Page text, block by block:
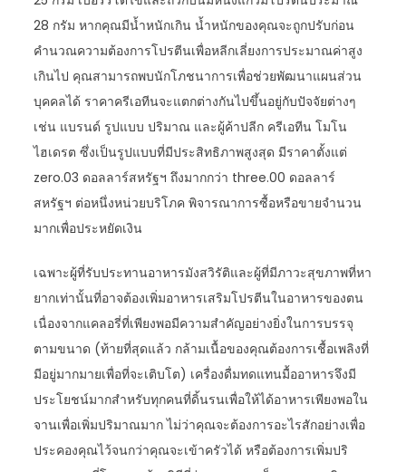
28 กรัม หากคุณมีน้ำหนักเกิน น้ำหนักของคุณจะถูกปรับก่อน
คำนวณความต้องการโปรตีนเพื่อหลีกเลี่ยงการประมาณค่าสูง
เกินไป คุณสามารถพบนักโภชนาการเพื่อช่วยพัฒนาแผนส่วน
บุคคลได้ ราคาครีเอทีนจะแตกต่างกันไปขึ้นอยู่กับปัจจัยต่างๆ
เช่น แบรนด์ รูปแบบ ปริมาณ และผู้ค้าปลีก ครีเอทีน โมโน
ไฮเดรต ซึ่งเป็นรูปแบบที่มีประสิทธิภาพสูงสุด มีราคาตั้งแต่
zero.03 ดอลลาร์สหรัฐฯ ถึงมากกว่า three.00 ดอลลาร์
สหรัฐฯ ต่อหนึ่งหน่วยบริโภค พิจารณาการซื้อหรือขายจำนวน
มากเพื่อประหยัดเงิน
เฉพาะผู้ที่รับประทานอาหารมังสวิรัติและผู้ที่มีภาวะสุขภาพที่หา
ยากเท่านั้นที่อาจต้องเพิ่มอาหารเสริมโปรตีนในอาหารของตน
เนื่องจากแคลอรี่ที่เพียงพอมีความสำคัญอย่างยิ่งในการบรรจุ
ตามขนาด (ท้ายที่สุดแล้ว กล้ามเนื้อของคุณต้องการเชื้อเพลิงที่
มีอยู่มากมายเพื่อที่จะเติบโต) เครื่องดื่มทดแทนมื้ออาหารจึงมี
ประโยชน์มากสำหรับทุกคนที่ดิ้นรนเพื่อให้ได้อาหารเพียงพอใน
จานเพื่อเพิ่มปริมาณมาก ไม่ว่าคุณจะต้องการอะไรสักอย่างเพื่อ
ประคองคุณไว้จนกว่าคุณจะเข้าครัวได้ หรือต้องการเพิ่มปริ